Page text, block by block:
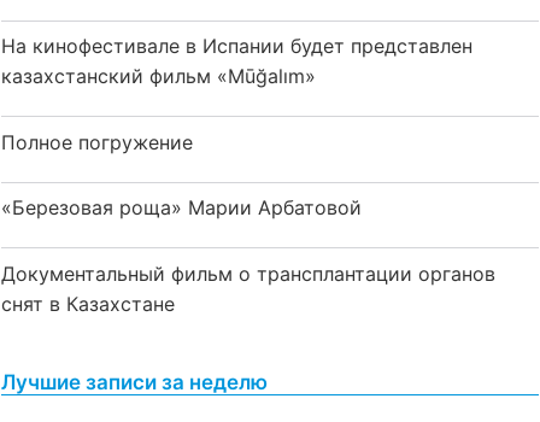
На кинофестивале в Испании будет представлен
казахстанский фильм «Mūğalım»
Полное погружение
«Березовая роща» Марии Арбатовой
Документальный фильм о трансплантации органов
снят в Казахстане
Лучшие записи за неделю